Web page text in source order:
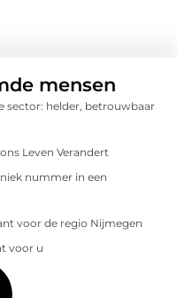
mensen
sector: helder, betrouwbaar
Leven Verandert
nummer in een
voor de regio Nijmegen
voor u